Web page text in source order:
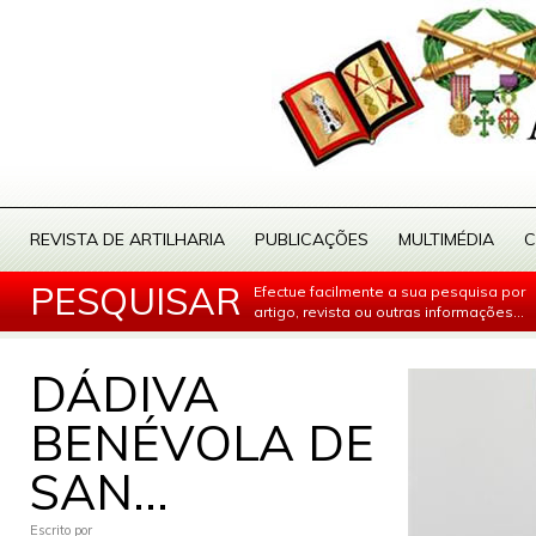
REVISTA DE ARTILHARIA PUBLICAÇÕES MULTIMÉDIA
PESQUISAR
Efectue facilmente a sua pesquisa por
artigo, revista ou outras informações...
DÁDIVA
BENÉVOLA DE
SAN...
Escrito por